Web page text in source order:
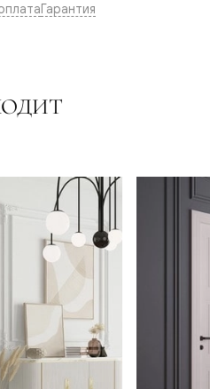
Гарантия